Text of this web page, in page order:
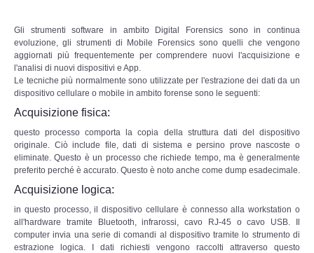
Forensics Readiness
Incident Response
Copia/Acquisizione Forense Web
Indagini persone scomparse
Remote Digital Forensics
Acquisizione Forense remota
Sblocco PIN Smartphone
Gli strumenti software in ambito Digital Forensics sono in continua
evoluzione, gli strumenti di Mobile Forensics sono quelli che vengono
aggiornati più frequentemente per comprendere nuovi l'acquisizione e
l'analisi di nuovi dispositivi e App.
Le tecniche più normalmente sono utilizzate per l'estrazione dei dati da un
dispositivo cellulare o mobile in ambito forense sono le seguenti:
Acquisizione fisica:
questo processo comporta la copia della struttura dati del dispositivo
originale. Ciò include file, dati di sistema e persino prove nascoste o
eliminate. Questo è un processo che richiede tempo, ma è generalmente
preferito perché è accurato. Questo è noto anche come dump esadecimale.
Acquisizione logica:
in questo processo, il dispositivo cellulare è connesso alla workstation o
all'hardware tramite Bluetooth, infrarossi, cavo RJ-45 o cavo USB. Il
computer invia una serie di comandi al dispositivo tramite lo strumento di
estrazione logica. I dati richiesti vengono raccolti attraverso questo